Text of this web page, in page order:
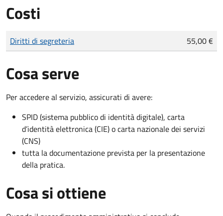
Costi
Tipo di pagamento
Importo
Diritti di segreteria 55,00 €
Cosa serve
Per accedere al servizio, assicurati di avere:
SPID (sistema pubblico di identità digitale), carta
d’identità elettronica (CIE) o carta nazionale dei servizi
(CNS)
tutta la documentazione prevista per la presentazione
della pratica.
Cosa si ottiene